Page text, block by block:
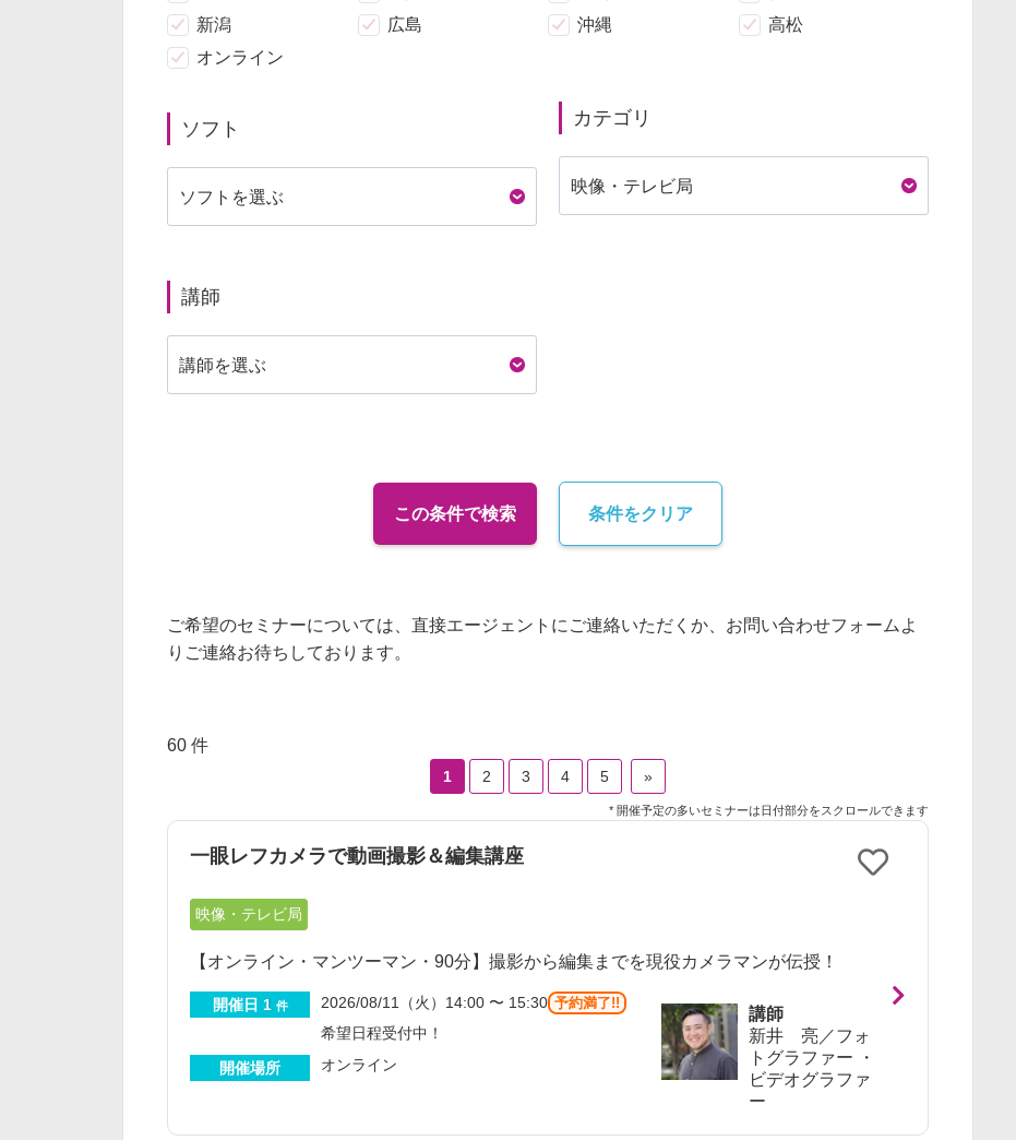
新潟
広島 沖縄
高松
オンライン
ソフト カテゴリ
講師
この条件で検索 条件をクリア
ご希望のセミナーについては、直接エージェントにご連絡いただくか、お問い合わせフォームよ
りご連絡お待ちしております。
60 件
1 2 3 4 5 »
* 開催予定の多いセミナーは日付部分をスクロールできます
一眼レフカメラで動画撮影＆編集講座
映像・テレビ局
【オンライン・マンツーマン・90分】撮影から編集までを現役カメラマンが伝授！
開催日 1 件 2026/08/11（火）14:00 〜 15:30 予約満了!!
希望日程受付中！
開催場所
オンライン
講師
新井 亮／フォ
トグラファー ・
ビデオグラファ
ー